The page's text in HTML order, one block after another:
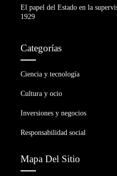
El papel del Estado en la
1929
Categorías
Ciencia y tecnología
Cultura y ocio
Inversiones y negocios
Responsabilidad social
Mapa Del Sitio